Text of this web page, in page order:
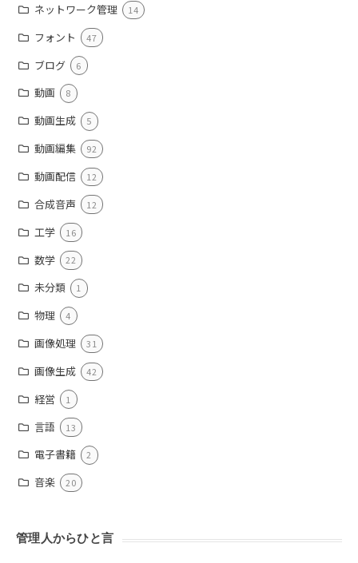
ネットワーク管理 14
フォント 47
ブログ 6
動画 8
動画生成 5
動画編集 92
動画配信 12
合成音声 12
工学 16
数学 22
未分類 1
物理 4
画像処理 31
画像生成 42
経営 1
言語 13
電子書籍 2
音楽 20
管理人からひと言